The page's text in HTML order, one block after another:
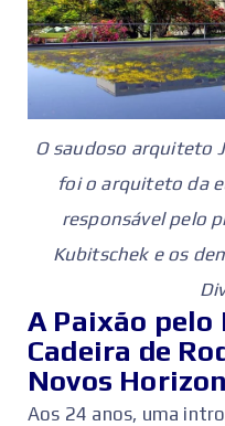
O saudoso arquiteto
foi o arquiteto da
responsável pelo
Kubitschek e os
A Paixão pelo
Cadeira de
Novos
Aos 24 anos, uma